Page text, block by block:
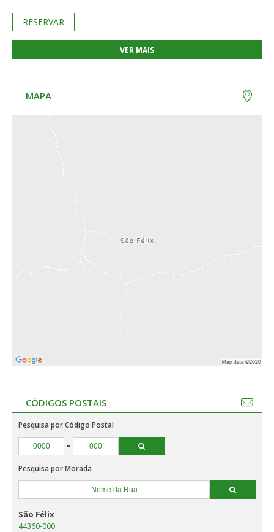
RESERVAR
VER MAIS
MAPA
CÓDIGOS POSTAIS
Pesquisa por Código Postal
-
Pesquisa por Morada
São Félix
44360-000